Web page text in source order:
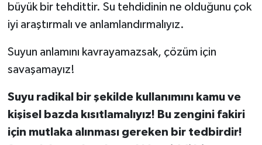
büyük bir tehdittir. Su tehdidinin ne olduğunu çok
iyi araştırmalı ve anlamlandırmalıyız.
Suyun anlamını kavrayamazsak, çözüm için
savaşamayız!
Suyu radikal bir şekilde kullanımını kamu ve
kişisel bazda kısıtlamalıyız! Bu zengini fakiri
için mutlaka alınması gereken bir tedbirdir!